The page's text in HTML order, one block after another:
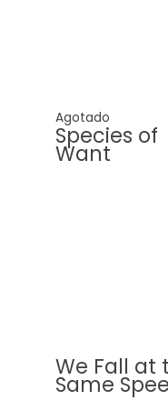
Agotado
Species of
Want
We Fall at
Same